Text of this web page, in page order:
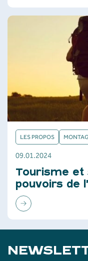
LES PROPOS
09.01.2024
Tourisme et
pouvoirs de